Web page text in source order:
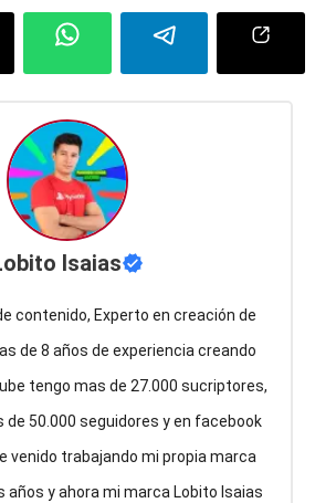
Isaias
contenido, Experto en creación de
de 8 años de experiencia creando
tengo mas de 27.000 sucriptores,
50.000 seguidores y en facebook
venido trabajando mi propia marca
años y ahora mi marca Lobito Isaias